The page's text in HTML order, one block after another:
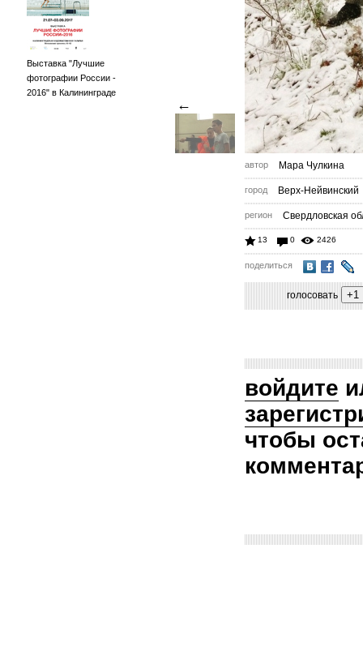
Выставка "Лучшие
фотографии России -
2016" в Калининграде
←
автор Мара Чулкина
город Верх-Нейвинский
регион Свердловская
13 0 2426
поделиться
голосовать
войдите
чтобы